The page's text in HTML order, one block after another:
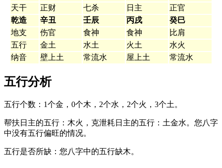
天干
正财 七杀 日主
正官
乾造
辛丑 壬辰 丙戌
癸巳
地支
伤官 食神 食神
比肩
五行
金土 水土 火土
水火
纳音
壁上土 常流水 屋上土 常流水
五行分析
五行个数：1个金，0个木，2个水，2个火，3个土。
帮扶日主的五行：木火，克泄耗日主的五行：土金水。您八字
中没有五行偏旺的情况。
五行是否所缺：您八字中的五行缺木。